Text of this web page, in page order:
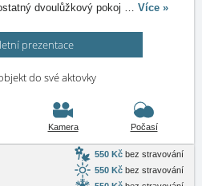
dvoulůžkový pokoj … Více »
prezentace
do své aktovky
Kamera Počasí
550 Kč bez stravování
550 Kč bez stravování